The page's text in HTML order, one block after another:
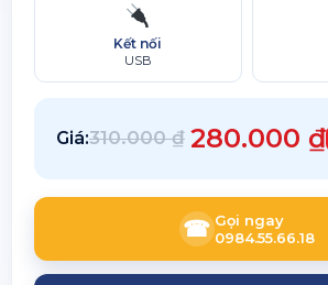
Kết nối
USB
Giá:310.000₫ 280.000 ₫
☎ Gọi ngay
0984.55.66.18